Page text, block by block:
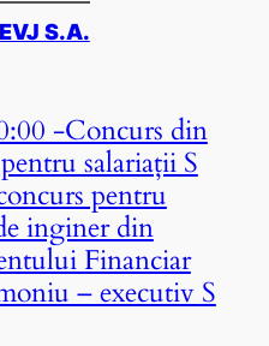
S.A.
-Concurs din
salariații S
pentru
inginer din
Financiar
– executiv S